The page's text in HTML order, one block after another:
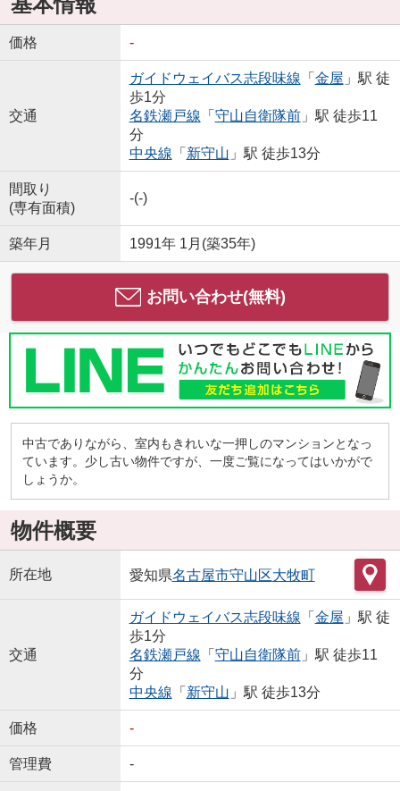
価格 -
交通
ガイドウェイバス志段味線 「 金屋 」駅 徒
歩1分
名鉄瀬戸線 「 守山自衛隊前」駅 徒歩11
分
中央線 「 新守山 」駅 徒歩13分
間取り
(専有面積)
-(-)
築年月 1991年 1月(築35年)
お問い合わせ(無料)
中古でありながら、室内もきれいな一押しのマンションとなっ
ています。少し古い物件ですが、一度ご覧になってはいかがで
しょうか。
物件概要
所在地 愛知県名古屋市守山区大牧町
交通
ガイドウェイバス志段味線 「 金屋 」駅 徒
歩1分
名鉄瀬戸線 「 守山自衛隊前」駅 徒歩11
分
中央線 「 新守山 」駅 徒歩13分
価格 -
管理費 -